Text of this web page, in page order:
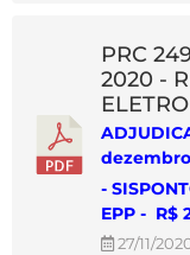
PRC
2020 -
-
EPP - R$
27/11/